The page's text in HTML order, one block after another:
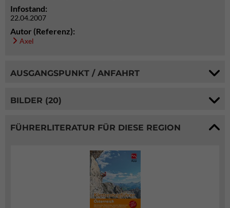
Infostand:
22.04.2007
Autor (Referenz):
Axel
AUSGANGSPUNKT / ANFAHRT
BILDER (20)
FÜHRERLITERATUR FÜR DIESE REGION